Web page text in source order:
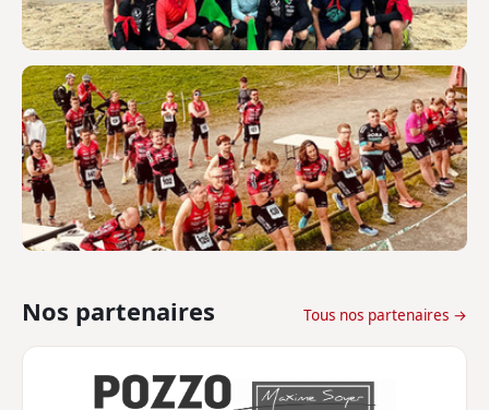
Nos partenaires Tous nos partenaires →